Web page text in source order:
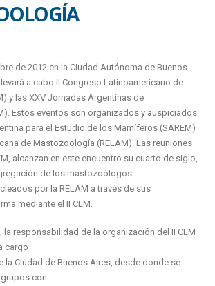
de 2012 en la Ciudad Autónoma de Buenos
a cabo II Congreso Latinoamericano de
y las XXV Jornadas Argentinas de
Estos eventos son organizados y auspiciados
para el Estudio de los Mamíferos (SAREM)
de Mastozoología (RELAM). Las reuniones
alcanzan en este encuentro su cuarto de siglo,
de los mastozoólogos
por la RELAM a través de sus
mediante el II CLM.
la responsabilidad de la organización del II CLM
cargo
la Ciudad de Buenos Aires, desde donde se
con